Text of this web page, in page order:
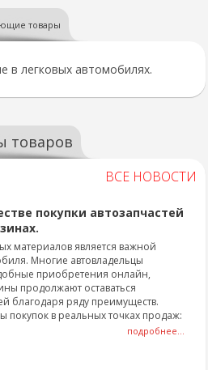
товары
в легковых автомобилях.
товаров
ВСЕ НОВОСТИ
покупки автозапчастей
материалов является важной
Многие автовладельцы
приобретения онлайн,
продолжают оставаться
благодаря ряду преимуществ.
в реальных точках продаж:
подробнее...